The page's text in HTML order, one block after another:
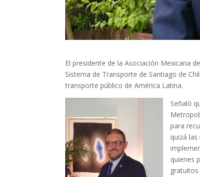
El presidente de la Asociación Mexicana
Sistema de Transporte de Santiago de
transporte público de América Latina.
Señaló
para
quizá
quienes